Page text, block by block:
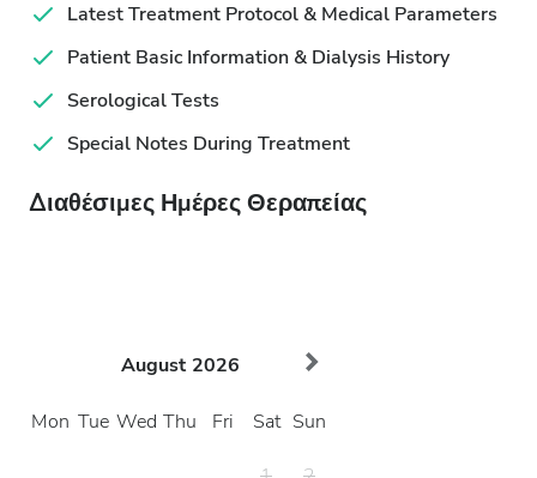
Latest Treatment Protocol & Medical Parameters
Patient Basic Information & Dialysis History
Serological Tests
Special Notes During Treatment
Διαθέσιμες Ημέρες Θεραπείας
August 2026
Mon Tue Wed Thu Fri Sat Sun